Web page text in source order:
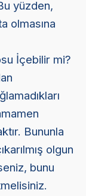
yüzden,
olmasına
İçebilir mi?
Bununla
olgun
bunu